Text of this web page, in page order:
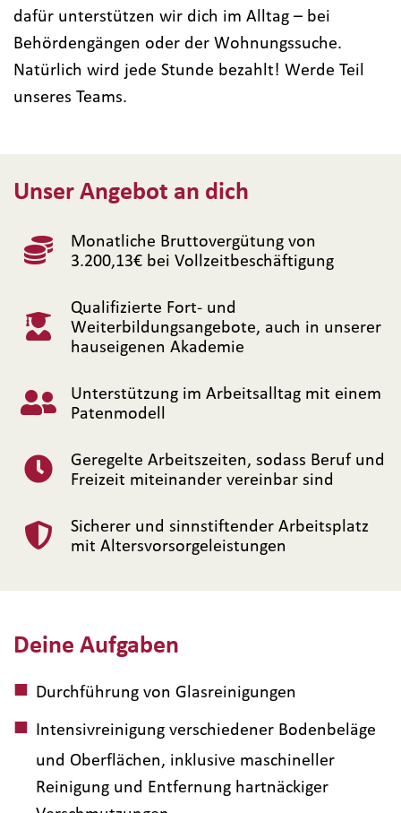
dafür unterstützen wir dich im Alltag – bei
Behördengängen oder der Wohnungssuche.
Natürlich wird jede Stunde bezahlt! Werde Teil
unseres Teams.
Deine Aufgaben
Durchführung von Glasreinigungen
Intensivreinigung verschiedener Bodenbeläge
und Oberflächen, inklusive maschineller
Reinigung und Entfernung hartnäckiger
Unser Angebot an dich
Monatliche Bruttovergütung von
3.200,13€ bei Vollzeitbeschäftigung
Qualifizierte Fort- und
Weiterbildungsangebote, auch in unserer
hauseigenen Akademie
Unterstützung im Arbeitsalltag mit einem
Patenmodell
Geregelte Arbeitszeiten, sodass Beruf und
Freizeit miteinander vereinbar sind
Sicherer und sinnstiftender Arbeitsplatz
mit Altersvorsorgeleistungen